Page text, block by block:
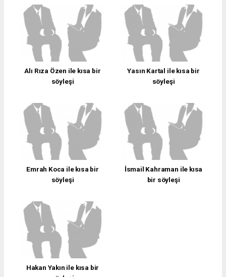
Alı Rıza Özen ile kısa bir
söyleşi
Yasın Kartal ile kısa bir
söyleşi
Emrah Koca ile kısa bir
söyleşi
İsmail Kahraman ile kısa
bir söyleşi
Hakan Yakın ile kısa bir